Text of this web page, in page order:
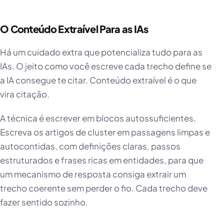
O Conteúdo Extraível Para as IAs
Há um cuidado extra que potencializa tudo para as
IAs. O jeito como você escreve cada trecho define se
a IA consegue te citar. Conteúdo extraível é o que
vira citação.
A técnica é escrever em blocos autossuficientes.
Escreva os artigos de cluster em passagens limpas e
autocontidas, com definições claras, passos
estruturados e frases ricas em entidades, para que
um mecanismo de resposta consiga extrair um
trecho coerente sem perder o fio. Cada trecho deve
fazer sentido sozinho.